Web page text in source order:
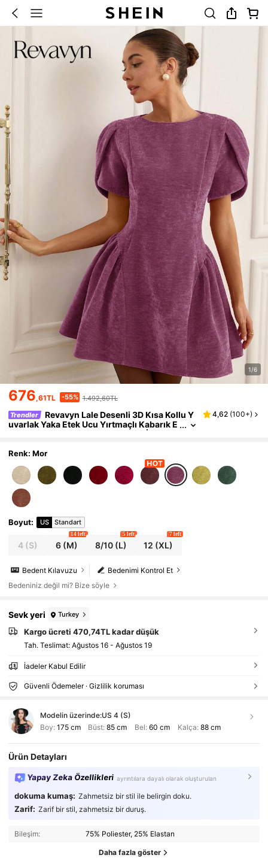
1/6
676,61TL -55% 1.492,60TL
Trendler
Revavyn Lale Desenli 3D Kısa Kollu Y
uvarlak Yaka Etek Ucu Yırtmaçlı Kabarık E
tekli Mini Prenses Elbise Kadınlar İçin
4,62 (100+)
Renk: Mor
Boyut: US Standart
4 (S) 6 (M)
14 left
8/10(L)
5 left
12 (XL)
7 left
Bedenimi Kontrol Et
Bedent Kılavuzu
Bedeniniz değil mi? Bize söyle
Sevk yeri Turkey
Kargo ücreti 470,74TL kadar düşük
Tah. Teslimat: Ağustos 16 - Ağustos 19
İadeler Kabul Edilir
Güvenli Ödemeler · Gizlilik koruması
Modelin üzerinde:US 4 (S)
Boy: 175 cm Büst:85 cm Bel: 60 cm Kalça: 88 cm
Ürün Detayları
Yapay Zeka Özellikleri ayrıntılara dayalı olarak oluşturulan
dokuma kumaş: Zahmetsiz bir stil ile belirgin doku.
Zarif: Zarif bir stil, zahmetsiz bir duruş.
Bileşim: 75% Poliester, 25% Elastan
Daha fazla göster